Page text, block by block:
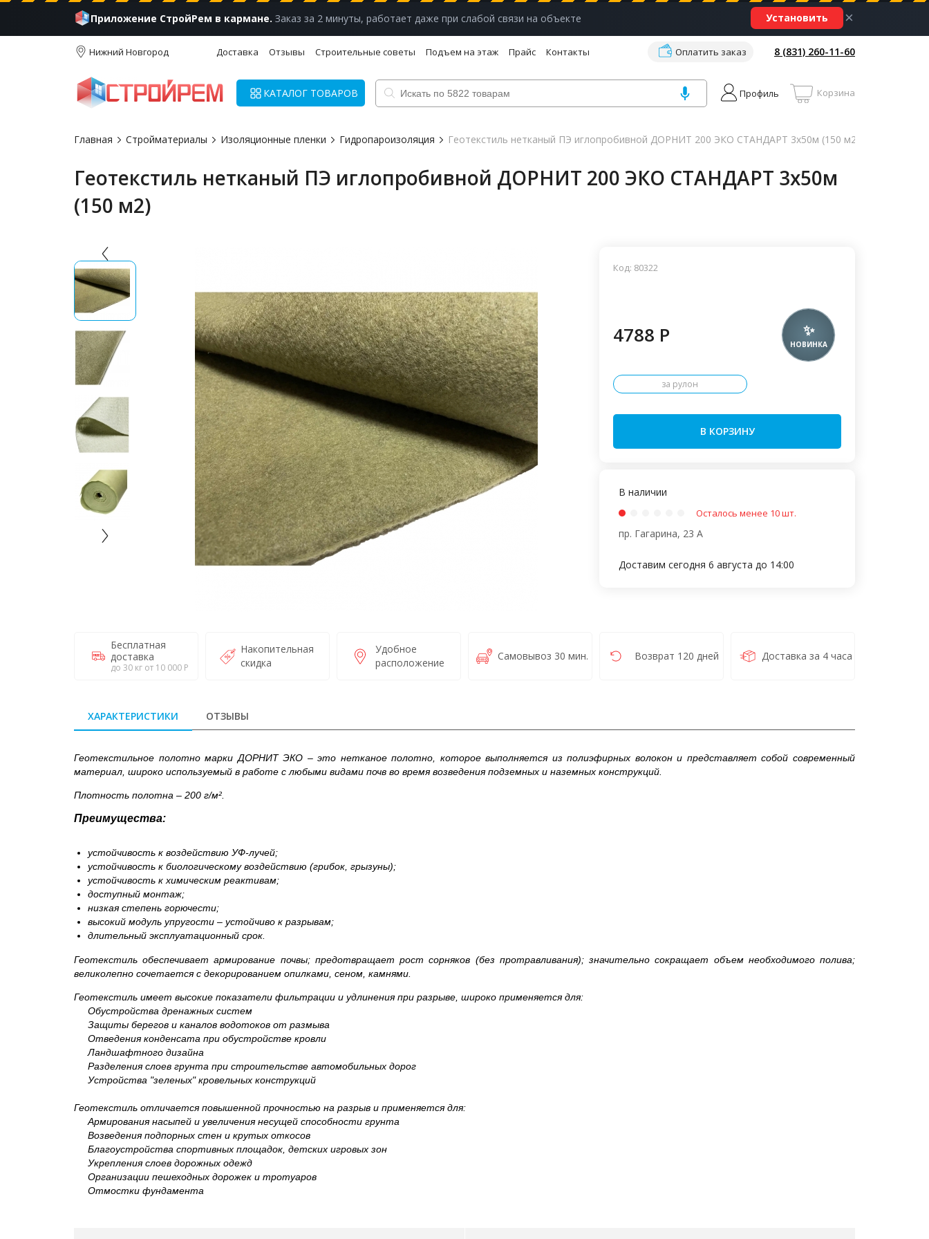
Приложение СтройРем в кармане. Заказ за 2 минуты, работает даже при слабой связи на объекте Установить ×
Нижний Новгород Доставка Отзывы Строительные советы Подъем на этаж Прайс Контакты Оплатить заказ 8 (831) 260-11-60
КАТАЛОГ ТОВАРОВ Профиль Корзина
Главная Стройматериалы Изоляционные пленки Гидропароизоляция Геотекстиль нетканый ПЭ иглопробивной ДОРНИТ 200 ЭКО СТАНДАРТ 3x50м (150 м2)
Геотекстиль нетканый ПЭ иглопробивной ДОРНИТ 200 ЭКО СТАНДАРТ 3x50м
(150 м2)
Код: 80322
4788 P
за рулон
В КОРЗИНУ
В наличии
Осталось менее 10 шт.
пр. Гагарина, 23 А
Доставим сегодня 6 августа до 14:00
Бесплатная
доставка
до 30 кг от 10 000 Р
Накопительная
скидка
Удобное
расположение
Самовывоз 30 мин. Возврат 120 дней Доставка за 4 часа
ХАРАКТЕРИСТИКИ ОТЗЫВЫ
Геотекстильное полотно марки ДОРНИТ ЭКО – это нетканое полотно, которое выполняется из полиэфирных волокон и представляет собой современный
материал, широко используемый в работе с любыми видами почв во время возведения подземных и наземных конструкций.
Плотность полотна – 200 г/м².
Преимущества:
устойчивость к воздействию УФ-лучей;
устойчивость к биологическому воздействию (грибок, грызуны);
устойчивость к химическим реактивам;
доступный монтаж;
низкая степень горючести;
высокий модуль упругости – устойчиво к разрывам;
длительный эксплуатационный срок.
Геотекстиль обеспечивает армирование почвы; предотвращает рост сорняков (без протравливания); значительно сокращает объем необходимого полива;
великолепно сочетается с декорированием опилками, сеном, камнями.
Геотекстиль имеет высокие показатели фильтрации и удлинения при разрыве, широко применяется для:
Обустройства дренажных систем
Защиты берегов и каналов водотоков от размыва
Отведения конденсата при обустройстве кровли
Ландшафтного дизайна
Разделения слоев грунта при строительстве автомобильных дорог
Устройства "зеленых" кровельных конструкций
Геотекстиль отличается повышенной прочностью на разрыв и применяется для:
Армирования насыпей и увеличения несущей способности грунта
Возведения подпорных стен и крутых откосов
Благоустройства спортивных площадок, детских игровых зон
Укрепления слоев дорожных одежд
Организации пешеходных дорожек и тротуаров
Отмостки фундамента